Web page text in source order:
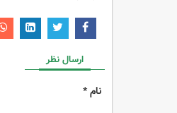
ارسال نظر
نام *